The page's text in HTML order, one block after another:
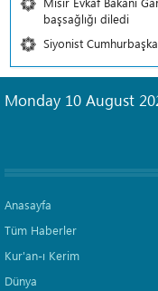
başsağlığı diledi
Siyonist
Monday 10 August
Anasayfa
Tüm Haberler
Kur'an-ı Kerim
Dünya